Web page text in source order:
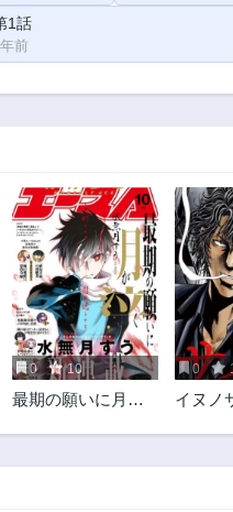
1話
前
0 10
最期の願いに月が
0
イヌノ